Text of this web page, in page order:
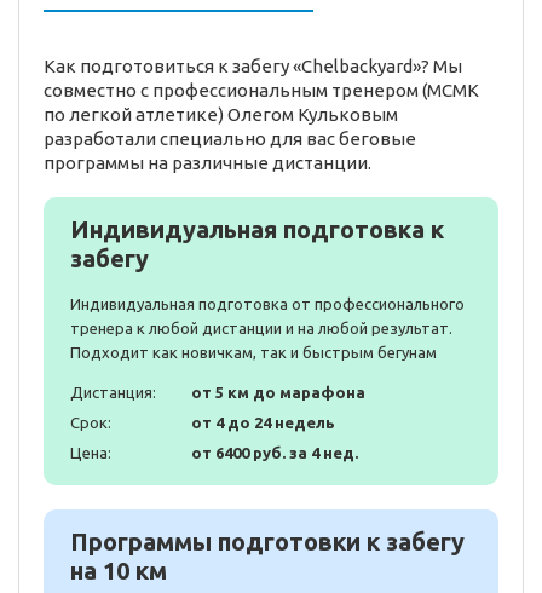
Как подготовиться к забегу «Chelbackyard»? Мы
совместно с профессиональным тренером (МСМК
по легкой атлетике) Олегом Кульковым
разработали специально для вас беговые
программы на различные дистанции.
Индивидуальная подготовка к
забегу
Индивидуальная подготовка от профессионального
тренера к любой дистанции и на любой результат.
Подходит как новичкам, так и быстрым бегунам
Дистанция:
от 5 км до марафона
Срок:
от 4 до 24 недель
Цена:
от 6400 руб. за 4 нед.
Программы подготовки к забегу
на 10 км